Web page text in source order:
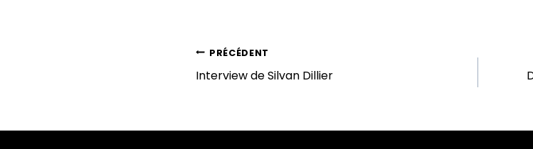
NAVIGATION
DE
PRÉCÉDENT
Interview de Silvan Dillier